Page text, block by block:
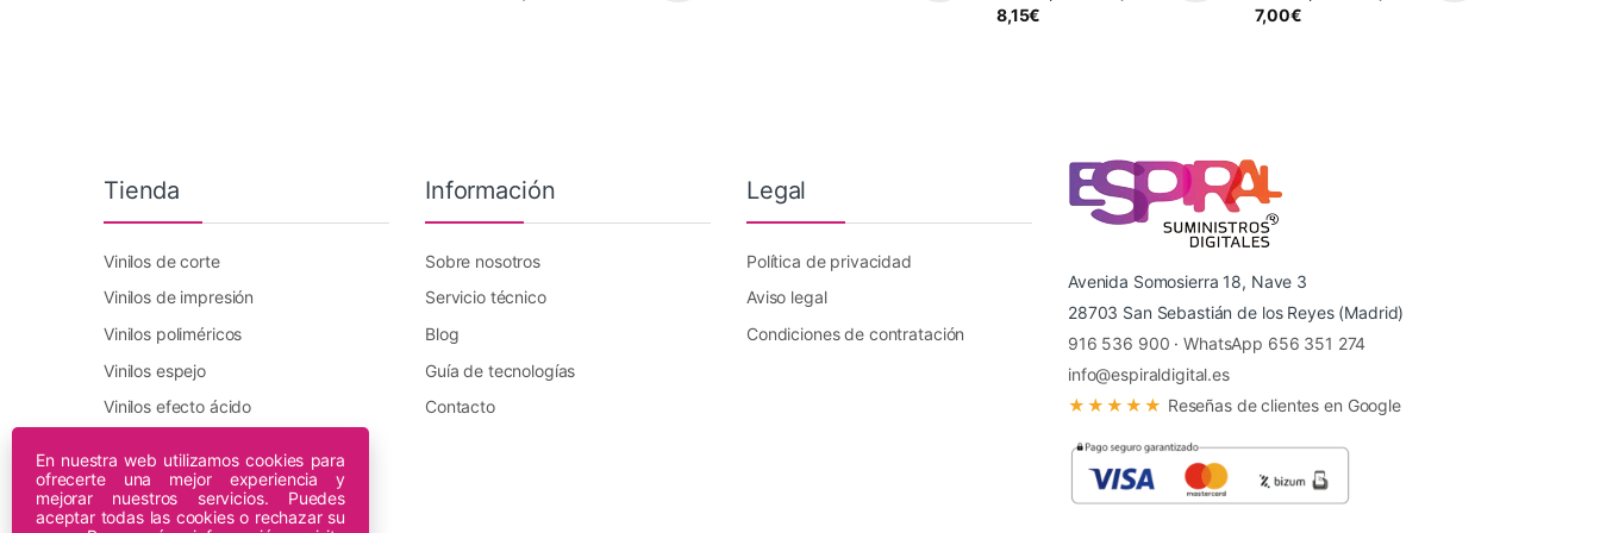
8,15€
7,00€
Tienda
Vinilos de corte
Vinilos de impresión
Vinilos poliméricos
Vinilos espejo
Vinilos efecto ácido
Plotters DTF Innuro
Plotters de impresión
Información
Sobre nosotros
Servicio técnico
Blog
Guía de tecnologías
Contacto
Legal
Política de privacidad
Aviso legal
Condiciones de contratación
Avenida Somosierra 18, Nave 3
28703 San Sebastián de los Reyes (Madrid)
916 536 900 ·WhatsApp 656 351 274
info@espiraldigital.es
★★★★★ Reseñas de clientes en Google
En nuestra web utilizamos cookies para
ofrecerte una mejor experiencia y
mejorar nuestros servicios. Puedes
aceptar todas las cookies o rechazar su